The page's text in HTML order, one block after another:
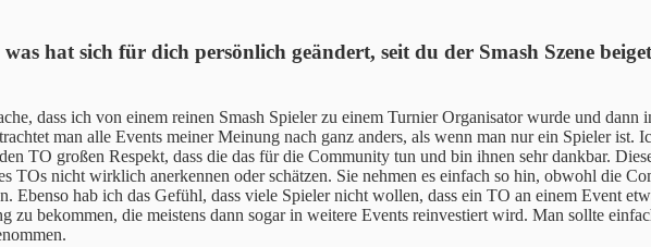
hat sich für dich persönlich geändert, seit du der Smash Szene
dass ich von einem reinen Smash Spieler zu einem Turnier Organisator wurde und
man alle Events meiner Meinung nach ganz anders, als wenn man nur ein Spieler
TO großen Respekt, dass die das für die Community tun und bin ihnen sehr dankbar.
TOs nicht wirklich anerkennen oder schätzen. Sie nehmen es einfach so hin, obwohl die
Ebenso hab ich das Gefühl, dass viele Spieler nicht wollen, dass ein TO an einem Event
zu bekommen, die meistens dann sogar in weitere Events reinvestiert wird. Man sollte